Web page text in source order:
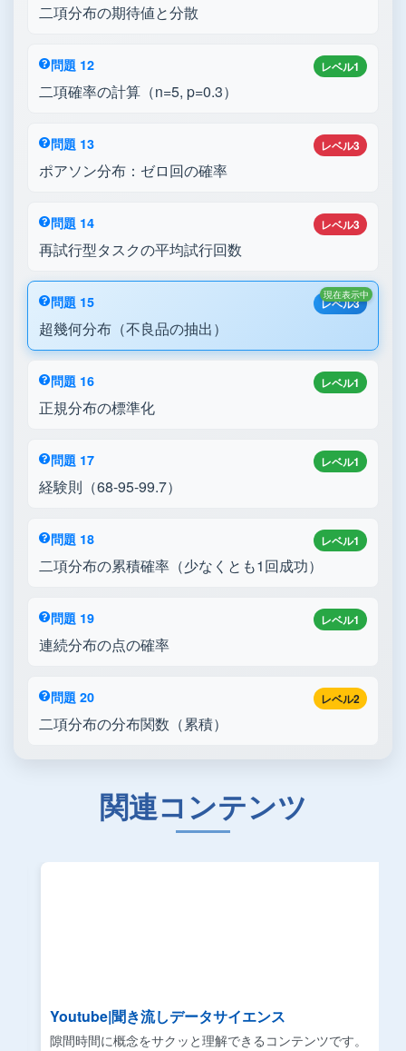
二項分布の期待値と分散
レベル1
問題 12
二項確率の計算（n=5, p=0.3）
レベル3
問題 13
ポアソン分布：ゼロ回の確率
レベル3
問題 14
再試行型タスクの平均試行回数
レベル3
問題 15
超幾何分布（不良品の抽出）
現在表示中
レベル1
問題 16
正規分布の標準化
レベル1
問題 17
経験則（68-95-99.7）
レベル1
問題 18
二項分布の累積確率（少なくとも1回成功）
レベル1
問題 19
連続分布の点の確率
レベル2
問題 20
二項分布の分布関数（累積）
関連コンテンツ
Youtube|聞き流しデータサイエンス
隙間時間に概念をサクッと理解できるコンテンツです。